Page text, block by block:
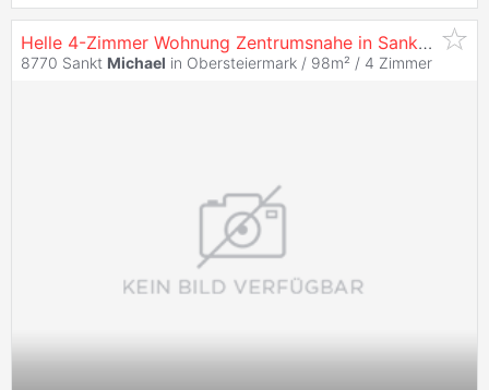
Helle 4-Zimmer Wohnung Zentrumsnahe in Sankt
8770 Sankt Michael in Obersteiermark / 98m² / 4 Zimmer